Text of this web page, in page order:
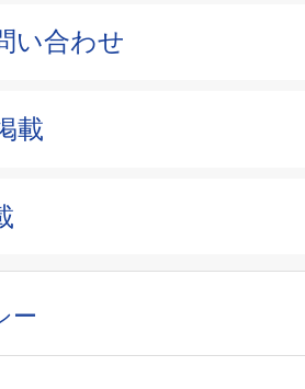
い合わせ
載
ー